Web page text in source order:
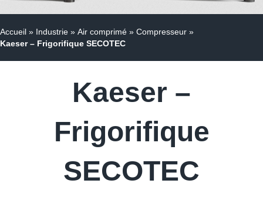
Accueil » Industrie » Air comprimé » Compresseur »
Kaeser – Frigorifique SECOTEC
Kaeser –
Frigorifique
SECOTEC